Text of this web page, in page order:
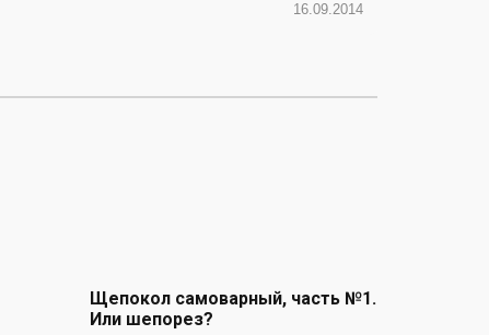
16.09.2014
Щепокол самоварный, часть №1.
Или шепорез?